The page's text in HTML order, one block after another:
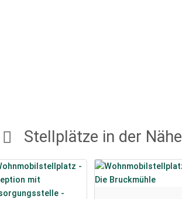
Stellplätze in der Nähe